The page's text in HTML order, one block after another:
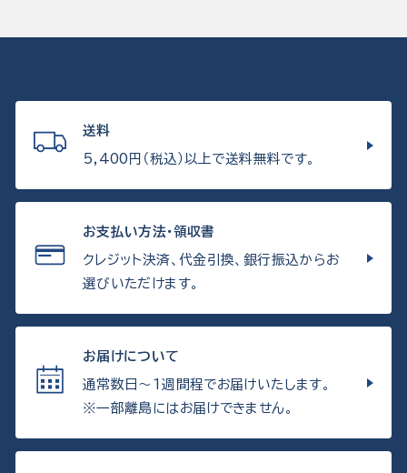
送料
5,400円（税込）以上で送料無料です。
お支払い方法・領収書
クレジット決済、代金引換、銀行振込からお
選びいただけます。
お届けについて
通常数日〜1週間程でお届けいたします。
※一部離島にはお届けできません。